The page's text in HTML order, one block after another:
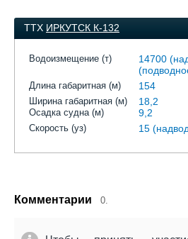
ТТХ ИРКУТСК К-132
Водоизмещение (т)
14700
Длина габаритная (м) 154
Ширина габаритная (м) 18,2
Осадка судна (м) 9,2
Скорость (уз) 15
Комментарии 0.